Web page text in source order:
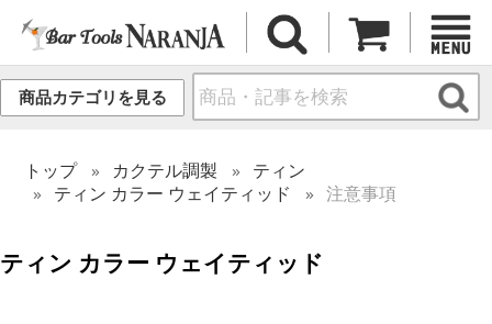
商品カテゴリを見る
トップ カクテル調製
ティン
ティン カラー ウェイティッド
注意事項
ティン カラー ウェイティッド